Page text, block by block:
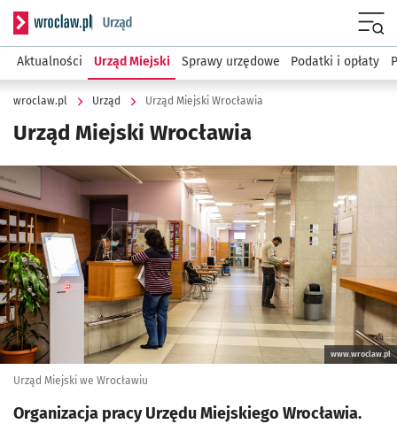
Serwis informacyjny wroclaw.pl podserwis: Urząd
Aktualności Urząd Miejski Sprawy urzędowe Podatki i opłaty
wroclaw.pl Urząd Urząd Miejski Wrocławia
Urząd Miejski Wrocławia
Kliknij, aby powiększyć
www.wroclaw.pl
Urząd Miejski we Wrocławiu
Organizacja pracy Urzędu Miejskiego Wrocławia.